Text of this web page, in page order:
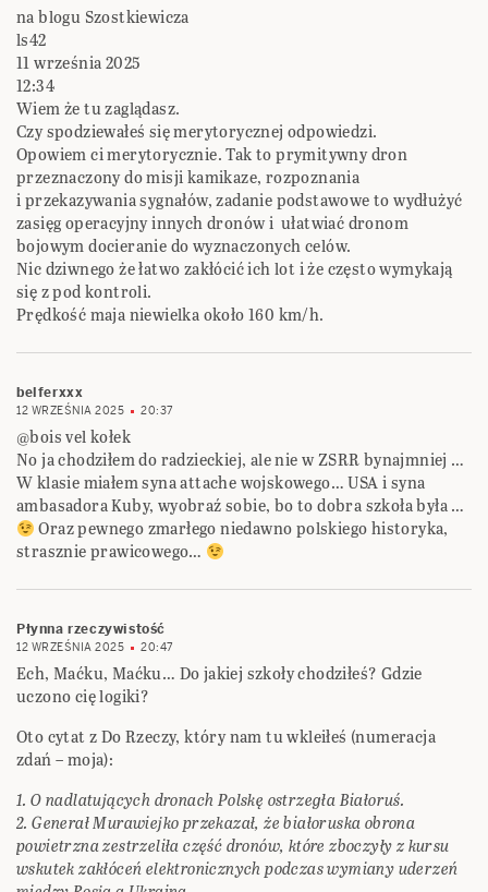
na blogu Szostkiewicza
ls42
11 września 2025
12:34
Wiem że tu zaglądasz.
Czy spodziewałeś się merytorycznej odpowiedzi.
Opowiem ci merytorycznie. Tak to prymitywny dron
przeznaczony do misji kamikaze, rozpoznania
i przekazywania sygnałów, zadanie podstawowe to wydłużyć
zasięg operacyjny innych dronów i ułatwiać dronom
bojowym docieranie do wyznaczonych celów.
Nic dziwnego że łatwo zakłócić ich lot i że często wymykają
się z pod kontroli.
Prędkość maja niewielka około 160 km/h.
belferxxx
12 WRZEŚNIA 2025 20:37
@bois vel kołek
No ja chodziłem do radzieckiej, ale nie w ZSRR bynajmniej …
W klasie miałem syna attache wojskowego… USA i syna
ambasadora Kuby, wyobraź sobie, bo to dobra szkoła była …
Oraz pewnego zmarłego niedawno polskiego historyka,
strasznie prawicowego…
Płynna rzeczywistość
12 WRZEŚNIA 2025 20:47
Ech, Maćku, Maćku… Do jakiej szkoły chodziłeś? Gdzie
uczono cię logiki?
Oto cytat z Do Rzeczy, który nam tu wkleiłeś (numeracja
zdań – moja):
1. O nadlatujących dronach Polskę ostrzegła Białoruś.
2. Generał Murawiejko przekazał, że białoruska obrona
powietrzna zestrzeliła część dronów, które zboczyły z kursu
wskutek zakłóceń elektronicznych podczas wymiany uderzeń